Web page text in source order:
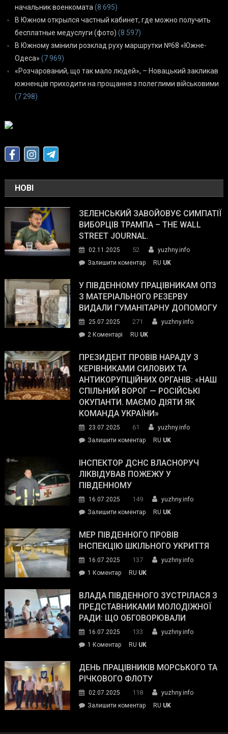
начальник военкомата (8 695)
В Южном открылся частный кабинет, где можно получить
бесплатные медуслуги (фото) (8 597)
В Южному змінили розклад руху маршрутки №68 «Южне-
Одеса» (7 969)
«Розчарований, що так мало людей», – Новацький закликав
южненців приходити на прощання з полеглими військовими
(7 298)
НОВІ
ЗЕЛЕНСЬКИЙ ЗАВОЙОВУЄ СИМПАТІЇ
ВИБОРЦІВ ТРАМПА – THE WALL
STREET JOURNAL.
02.11.2025 52
yuzhny.info
Залишити коментарon
завойовує
симпатії
виборців
The
Street
Journal.
RU UK
У ПІВДЕННОМУ ПРАЦІВНИКАМ ОПЗ
З МАТЕРІАЛЬНОГО РЕЗЕРВУ
ВИДАЛИ ГУМАНІТАРНУ ДОПОМОГУ
25.07.2025 271
yuzhny.info
2 Коментарі
Південному
працівникам
ОПЗ
з
матеріального
резерву
гуманітарну
допомогу
RU UK
ПРЕЗИДЕНТ ПРОВІВ НАРАДУ З
КЕРІВНИКАМИ СИЛОВИХ ТА
АНТИКОРУПЦІЙНИХ ОРГАНІВ: «НАШ
СПІЛЬНИЙ ВОРОГ — РОСІЙСЬКІ
ОКУПАНТИ. МАЄМО ДІЯТИ ЯК
КОМАНДА УКРАЇНИ»
23.07.2025 61
yuzhny.info
Залишити коментарon
провів
нараду
силових
та
органів:
«Наш
спільний
окупанти.
Маємо
діяти
команда
RU UK
ІНСПЕКТОР ДСНС ВЛАСНОРУЧ
ЛІКВІДУВАВ ПОЖЕЖУ У
ПІВДЕННОМУ
16.07.2025 149
yuzhny.info
Залишити коментарon
ДСНС
власноруч
пожежу
у
RU UK
МЕР ПІВДЕННОГО ПРОВІВ
ІНСПЕКЦІЮ ШКІЛЬНОГО УКРИТТЯ
16.07.2025 137
yuzhny.info
1 Коментардо
Південного
провів
інспекцію
укриття
RU UK
ВЛАДА ПІВДЕННОГО ЗУСТРІЛАСЯ З
ПРЕДСТАВНИКАМИ МОЛОДІЖНОЇ
РАДИ: ЩО ОБГОВОРЮВАЛИ
16.07.2025 133
yuzhny.info
1 Коментардо
Південного
зустрілася
представниками
молодіжної
RU UK
ДЕНЬ ПРАЦІВНИКІВ МОРСЬКОГО ТА
РІЧКОВОГО ФЛОТУ
02.07.2025 118
yuzhny.info
Залишити коментарon
RU UK